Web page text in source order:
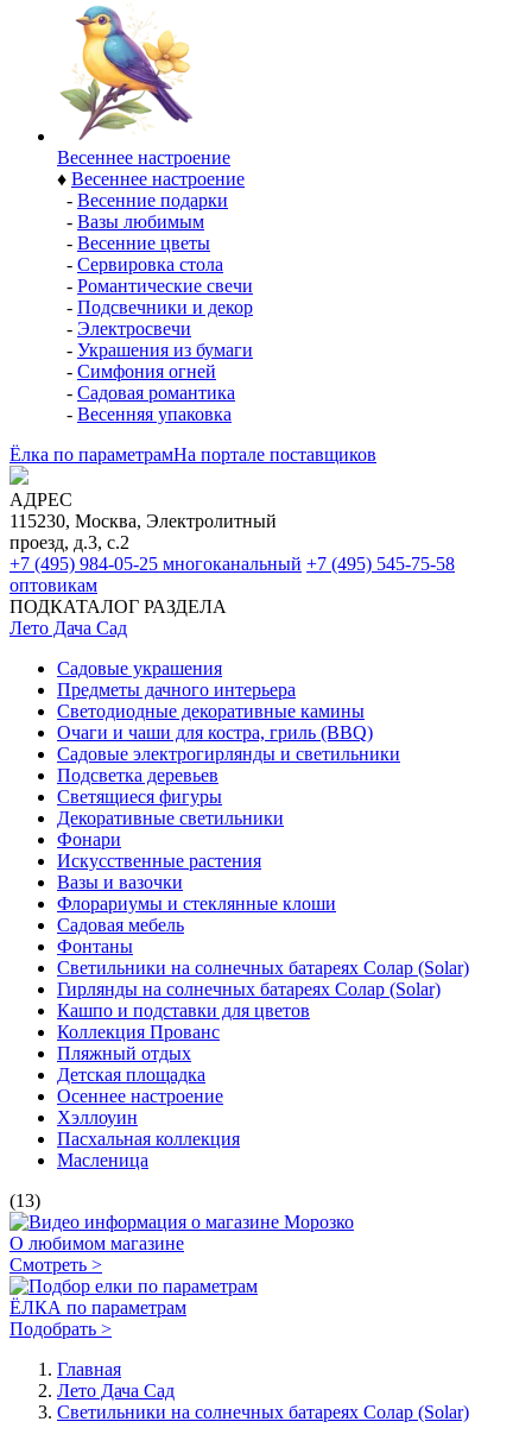
Весеннее настроение
♦ Весеннее настроение
- Весенние подарки
- Вазы любимым
- Весенние цветы
- Сервировка стола
- Романтические свечи
- Подсвечники и декор
- Электросвечи
- Украшения из бумаги
- Симфония огней
- Садовая романтика
- Весенняя упаковка
Ёлка по параметрамНа портале поставщиков
АДРЕС
115230, Москва, Электролитный
проезд, д.3, с.2
+7 (495) 984-05-25 многоканальный +7 (495) 545-75-58
оптовикам
ПОДКАТАЛОГ РАЗДЕЛА
Лето Дача Сад
Садовые украшения
Предметы дачного интерьера
Светодиодные декоративные камины
Очаги и чаши для костра, гриль (BBQ)
Садовые электрогирлянды и светильники
Подсветка деревьев
Светящиеся фигуры
Декоративные светильники
Фонари
Искусственные растения
Вазы и вазочки
Флорариумы и стеклянные клоши
Садовая мебель
Фонтаны
Светильники на солнечных батареях Солар (Solar)
Гирлянды на солнечных батареях Солар (Solar)
Кашпо и подставки для цветов
Коллекция Прованс
Пляжный отдых
Детская площадка
Осеннее настроение
Хэллоуин
Пасхальная коллекция
Масленица
(13)
О любимом магазине
Смотреть >
ЁЛКА по параметрам
Подобрать >
Главная
Лето Дача Сад
Светильники на солнечных батареях Солар (Solar)